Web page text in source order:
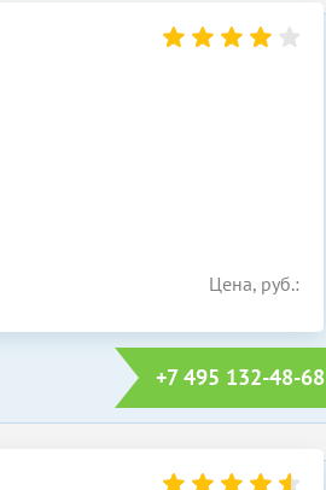
Цена, руб.:
+7 495 132-48-68